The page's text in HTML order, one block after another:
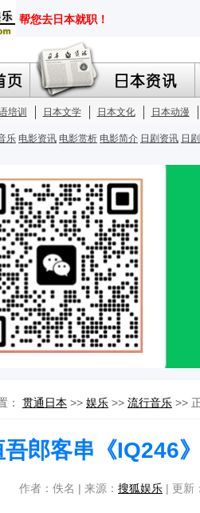
： 贯通日本 >> 娱乐 >> 流行音乐 >>
吾郎客串《IQ246
作者：佚名 | 来源： 搜狐娱乐 | 更新